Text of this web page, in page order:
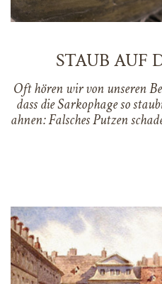
STAUB AUF
Oft hören wir von unseren
dass die Sarkophage so
ahnen: Falsches Putzen